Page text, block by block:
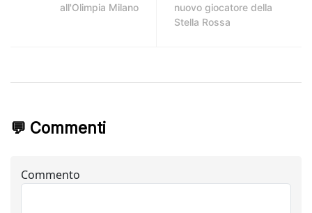
all'Olimpia Milano
nuovo giocatore della
Stella Rossa
💬 Commenti